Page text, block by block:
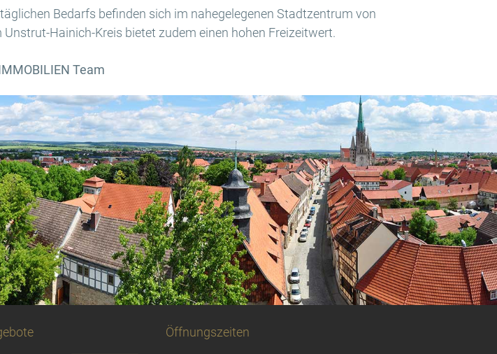
Bedarfs befinden sich im nahegelegenen Stadtzentrum von
Hainich-Kreis bietet zudem einen hohen Freizeitwert.
Öffnungszeiten